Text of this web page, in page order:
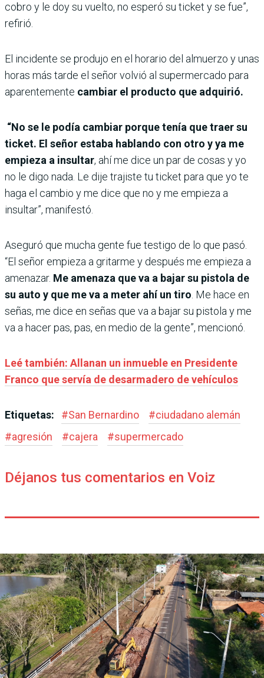
cobro y le doy su vuelto, no esperó su ticket y se fue”,
refirió.
El incidente se produjo en el horario del almuerzo y unas
horas más tarde el señor volvió al supermercado para
aparentemente cambiar el producto que adquirió.
“No se le podía cambiar porque tenía que traer su
ticket. El señor estaba hablando con otro y ya me
empieza a insultar, ahí me dice un par de cosas y yo
no le digo nada. Le dije trajiste tu ticket para que yo te
haga el cambio y me dice que no y me empieza a
insultar”, manifestó.
Aseguró que mucha gente fue testigo de lo que pasó.
“El señor empieza a gritarme y después me empieza a
amenazar. Me amenaza que va a bajar su pistola de
su auto y que me va a meter ahí un tiro . Me hace en
señas, me dice en señas que va a bajar su pistola y me
va a hacer pas, pas, en medio de la gente”, mencionó.
Leé también: Allanan un inmueble en Presidente
Franco que servía de desarmadero de vehículos
Etiquetas: #San Bernardino #ciudadano alemán
#agresión #cajera #supermercado
Déjanos tus comentarios en Voiz